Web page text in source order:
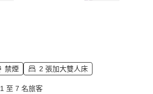
禁煙 2 張加大雙人床
1 至 7 名旅客